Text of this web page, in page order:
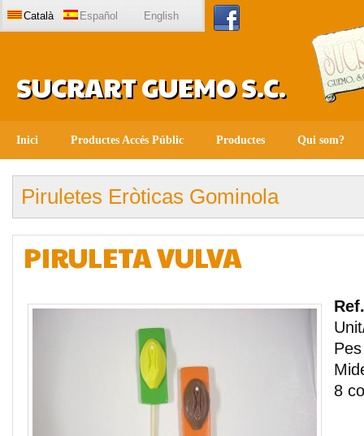
Català Español English
SUCRART GUEMO S.C.
Inici Productes Accés Públic Productes Qui som?
Piruletes Eròticas Gominola
PIRULETA VULVA
8